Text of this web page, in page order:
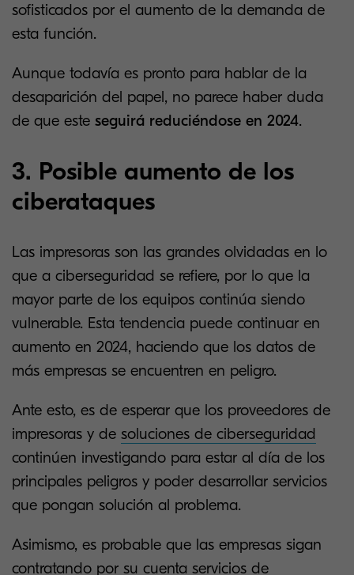
sofisticados por el aumento de la demanda de
esta función.
Aunque todavía es pronto para hablar de la
desaparición del papel, no parece haber duda
de que este seguirá reduciéndose en 2024.
3. Posible aumento de los
ciberataques
Las impresoras son las grandes olvidadas en lo
que a ciberseguridad se refiere, por lo que la
mayor parte de los equipos continúa siendo
vulnerable. Esta tendencia puede continuar en
aumento en 2024, haciendo que los datos de
más empresas se encuentren en peligro.
Ante esto, es de esperar que los proveedores de
impresoras y de soluciones de ciberseguridad
continúen investigando para estar al día de los
principales peligros y poder desarrollar servicios
que pongan solución al problema.
Asimismo, es probable que las empresas sigan
contratando por su cuenta servicios de